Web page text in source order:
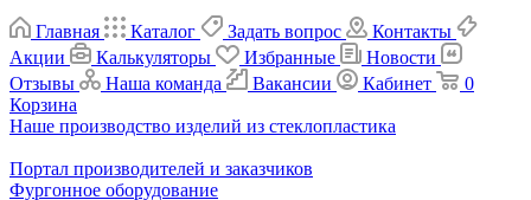
Главная Каталог Задать вопрос
Контакты
Акции
Калькуляторы Избранные
Новости
Отзывы
Наша команда Вакансии Кабинет
0
Корзина
Наше производство изделий из стеклопластика
Портал производителей и заказчиков
Фургонное оборудование